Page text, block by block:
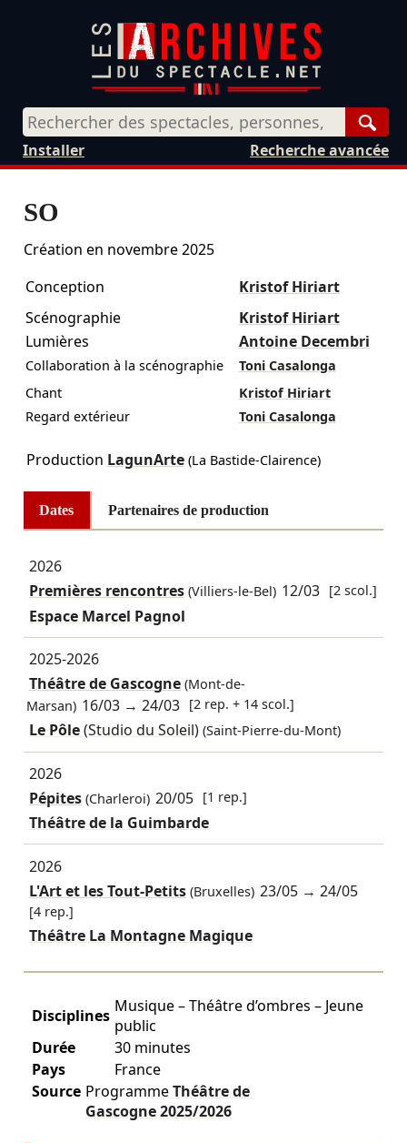
Recherche avancée
Installer
SO
Création en novembre 2025
Conception
Kristof Hiriart
Scénographie
Kristof Hiriart
Lumières
Antoine Decembri
Collaboration à la scénographie
Toni Casalonga
Chant
Kristof Hiriart
Regard extérieur
Toni Casalonga
Production LagunArte(La Bastide-Clairence)
Dates Partenaires de production
2026
Premières rencontres(Villiers-le-Bel) 12/03 [2 scol.]
Espace Marcel Pagnol
2025-2026
Théâtre de Gascogne(Mont-de-
Marsan) 16/03 →24/03 [2 rep. + 14 scol.]
Le Pôle(Studio du Soleil) (Saint-Pierre-du-Mont)
2026
Pépites(Charleroi) 20/05 [1 rep.]
Théâtre de la Guimbarde
2026
L'Art et les Tout-Petits(Bruxelles) 23/05 →24/05
[4 rep.]
Théâtre La Montagne Magique
Disciplines Musique – Théâtre d’ombres – Jeune
public
Durée
30 minutes
Pays
France
Source ProgrammeThéâtre de
Gascogne2025/2026